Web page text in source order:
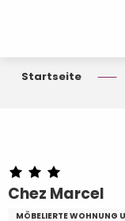
Startseite
Chez Marcel
MÖBELIERTE WOHNUNG